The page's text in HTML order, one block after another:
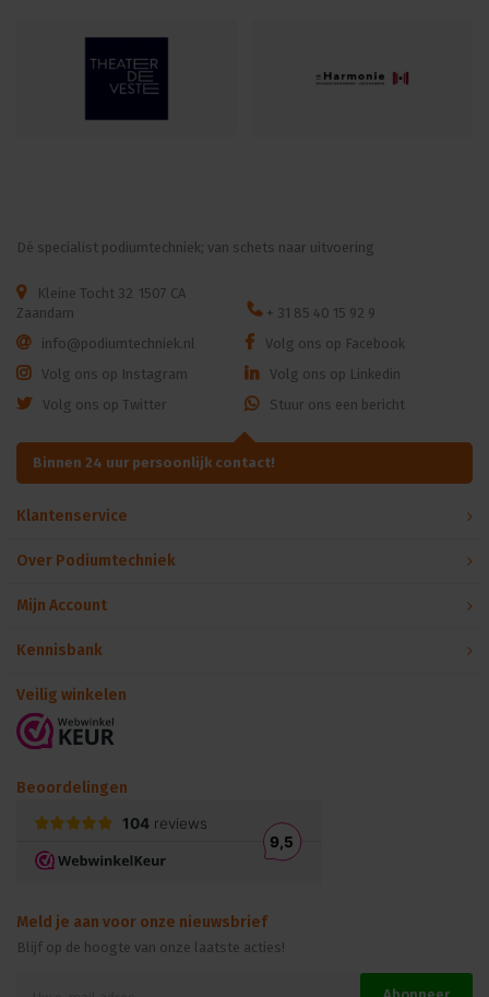
Dé specialist podiumtechniek; van schets naar uitvoering
Kleine Tocht 32 1507 CA
Zaandam
+ 31 85 40 15 92 9
info@podiumtechniek.nl
Volg ons op Facebook
Volg ons op Instagram
Volg ons op Linkedin
Volg ons op Twitter
Stuur ons een bericht
Binnen 24 uur persoonlijk contact!
Klantenservice
Over Podiumtechniek
Mijn Account
Kennisbank
Veilig winkelen
Beoordelingen
Meld je aan voor onze nieuwsbrief
Blijf op de hoogte van onze laatste acties!